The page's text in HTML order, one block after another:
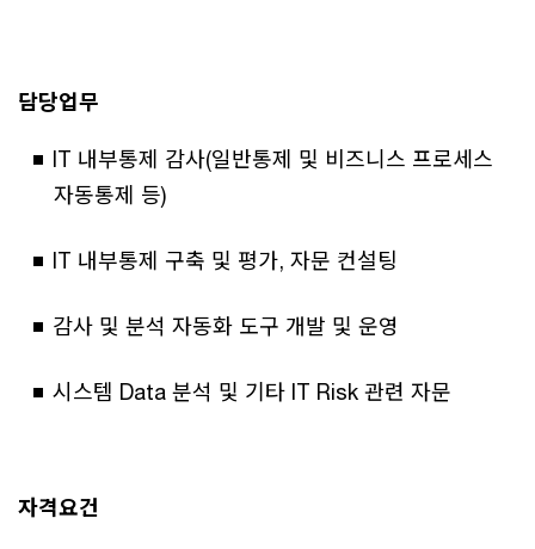
담당업무
IT 내부통제 감사(일반통제 및 비즈니스 프로세스
자동통제 등)
IT 내부통제 구축 및 평가, 자문 컨설팅
감사 및 분석 자동화 도구 개발 및 운영
시스템 Data 분석 및 기타 IT Risk 관련 자문
자격요건